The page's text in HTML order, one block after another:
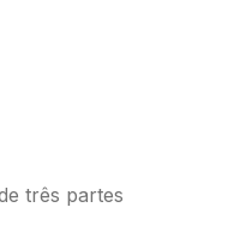
três partes